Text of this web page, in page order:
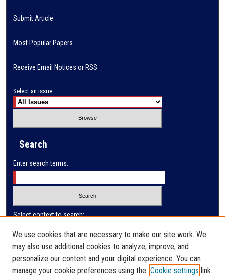
Submit Article
Most Popular Papers
Receive Email Notices or RSS
Select an issue:
Search
Enter search terms:
Select context to search:
Advanced Search
ISSN: 0032-9622
We use cookies that are necessary to make our site work. We
may also use additional cookies to analyze, improve, and
personalize our content and your digital experience. You can
manage your cookie preferences using the Cookie settings link.